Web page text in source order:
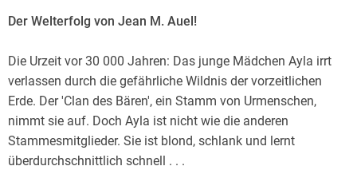
Der Welterfolg von Jean M. Auel!
Die Urzeit vor 30 000 Jahren: Das junge Mädchen Ayla irrt
verlassen durch die gefährliche Wildnis der vorzeitlichen
Erde. Der 'Clan des Bären', ein Stamm von Urmenschen,
nimmt sie auf. Doch Ayla ist nicht wie die anderen
Stammesmitglieder. Sie ist blond, schlank und lernt
überdurchschnittlich schnell . . .